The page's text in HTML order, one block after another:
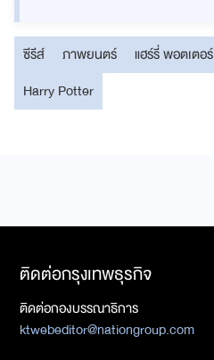
ซีรีส์ ภาพยนตร์ แฮร์รี่ พอตเตอร์
Harry Potter
ติดต่อกรุงเทพธุรกิจ
ติดต่อกองบรรณาธิการ
ktwebeditor@nationgroup.com